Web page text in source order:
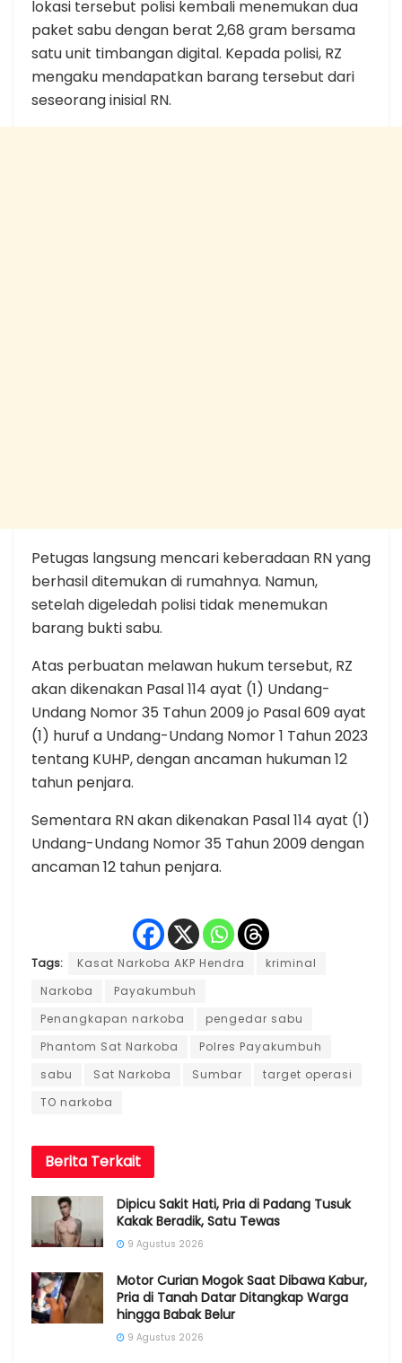
lokasi tersebut polisi kembali menemukan dua
paket sabu dengan berat 2,68 gram bersama
satu unit timbangan digital. Kepada polisi, RZ
mengaku mendapatkan barang tersebut dari
seseorang inisial RN.
Petugas langsung mencari keberadaan RN yang
berhasil ditemukan di rumahnya. Namun,
setelah digeledah polisi tidak menemukan
barang bukti sabu.
Atas perbuatan melawan hukum tersebut, RZ
akan dikenakan Pasal 114 ayat (1) Undang-
Undang Nomor 35 Tahun 2009 jo Pasal 609 ayat
(1) huruf a Undang-Undang Nomor 1 Tahun 2023
tentang KUHP, dengan ancaman hukuman 12
tahun penjara.
Sementara RN akan dikenakan Pasal 114 ayat (1)
Undang-Undang Nomor 35 Tahun 2009 dengan
ancaman 12 tahun penjara.
Tags: Kasat Narkoba AKP Hendra
kriminal
Narkoba
Payakumbuh
Penangkapan narkoba
pengedar sabu
Phantom Sat Narkoba
Polres Payakumbuh
sabu
Sat Narkoba Sumbar
target operasi
TO narkoba
Berita Terkait
Dipicu Sakit Hati, Pria di Padang Tusuk
Kakak Beradik, Satu Tewas
9 Agustus 2026
Motor Curian Mogok Saat Dibawa Kabur,
Pria di Tanah Datar Ditangkap Warga
hingga Babak Belur
9 Agustus 2026